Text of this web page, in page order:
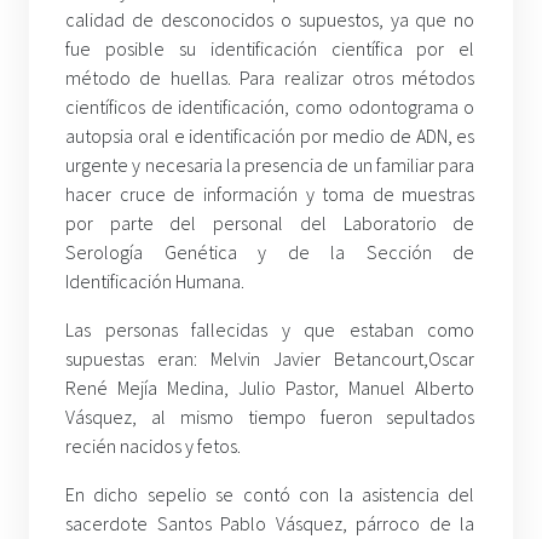
calidad de desconocidos o supuestos, ya que no
fue posible su identificación científica por el
método de huellas. Para realizar otros métodos
científicos de identificación, como odontograma o
autopsia oral e identificación por medio de ADN, es
urgente y necesaria la presencia de un familiar para
hacer cruce de información y toma de muestras
por parte del personal del Laboratorio de
Serología Genética y de la Sección de
Identificación Humana.
Las personas fallecidas y que estaban como
supuestas eran: Melvin Javier Betancourt,Oscar
René Mejía Medina, Julio Pastor, Manuel Alberto
Vásquez, al mismo tiempo fueron sepultados
recién nacidos y fetos.
En dicho sepelio se contó con la asistencia del
sacerdote Santos Pablo Vásquez, párroco de la